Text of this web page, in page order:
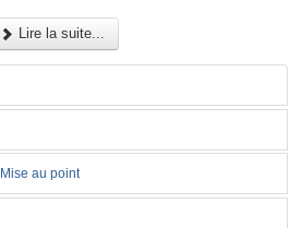
Lire la suite...
au point